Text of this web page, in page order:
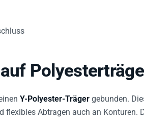
Y-Polyester-Träger gebunden.
flexibles Abtragen auch an Konturen.